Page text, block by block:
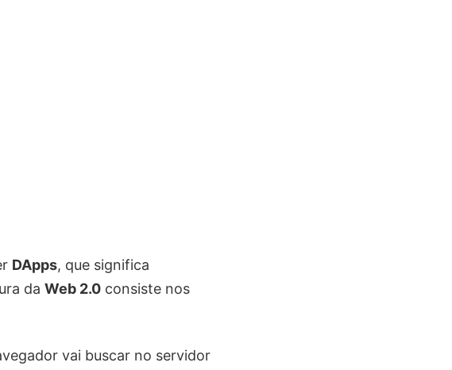
DApps, que significa
da Web 2.0 consiste nos
vai buscar no servidor